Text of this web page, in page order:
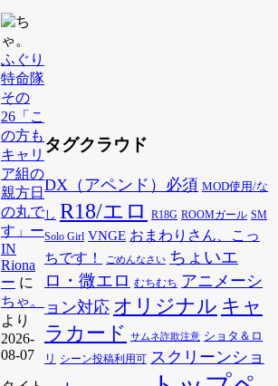
ふぐり
特命隊
その
26「こ
の方も
キャリ
ア組の
親方日
の丸で
す」ー
IN
Riona
ー に
ちゃ。
より
2026-
08-07
タグクラウド
DX（アペンド）必須 MOD使用/な
し R18/エロ R18G ROOMガール SM
Solo Girl VNGE おまわりさん、こっ
ちです！
ごめんなさい ちょいエ
ロ・微エロ むちむち アニメーシ
ョン対応 オリジナル キャ
ラカード
サムネ詐欺注意 ショタ＆ロ
リ シーン投稿利用可 スクリーンショ